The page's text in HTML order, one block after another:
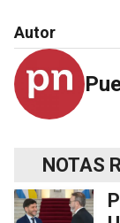
Autor
NOTAS